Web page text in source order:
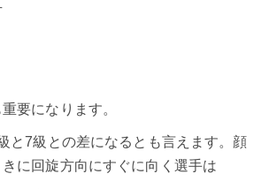
要になります。
と7級との差になるとも言えます。顔
に回旋方向にすぐに向く選手は